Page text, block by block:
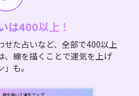
は400以上！
せた占いなど、全部で400以上
、線を描くことで運気を上げ
も。